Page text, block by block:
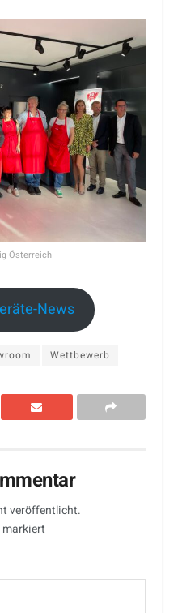
Österreich
News
Wettbewerb
veröffentlicht.
markiert